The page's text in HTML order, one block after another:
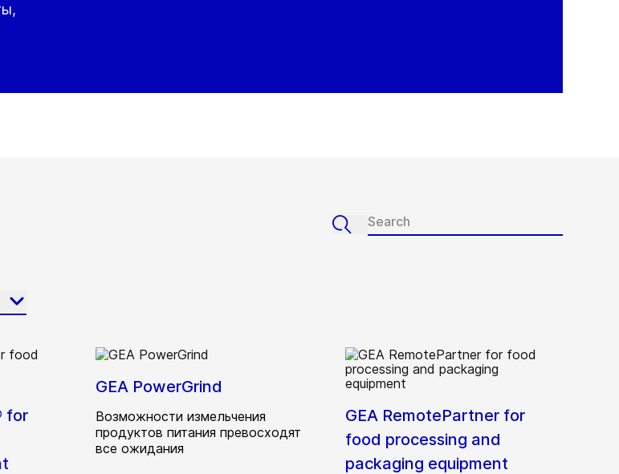
for
GEA PowerGrind
Возможности измельчения
продуктов питания превосходят
все ожидания
GEA RemotePartner for
food processing and
packaging equipment